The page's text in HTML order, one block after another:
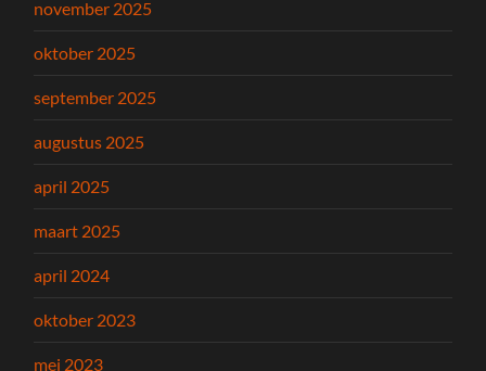
november 2025
oktober 2025
september 2025
augustus 2025
april 2025
maart 2025
april 2024
oktober 2023
mei 2023